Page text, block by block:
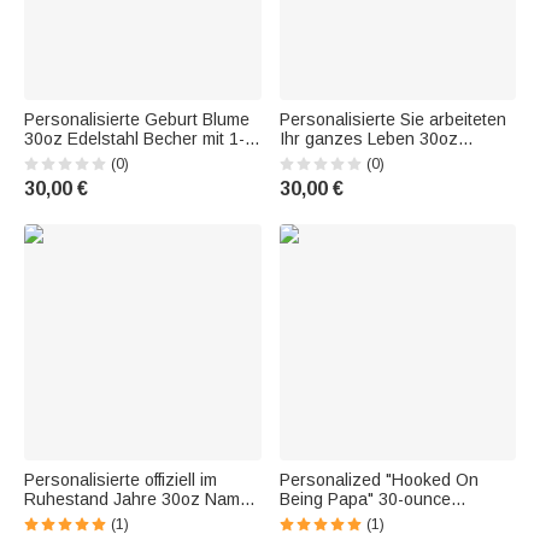
Personalisierte Geburt Blume
30oz Edelstahl Becher mit 1-
14 Namen und Strohhalm
Geburtstag Muttertag
Geschenk für Mama Oma
(0)
30,00 €
Personalisierte Sie arbeiteten
Ihr ganzes Leben 30oz
Becher mit Namen Arbeit
Ruhestand Geschenk für
Kollegen Rentner
(0)
30,00 €
Personalisierte offiziell im
Ruhestand Jahre 30oz Name
Becher mit Deckel und
(1)
Personalized "Hooked On
Being Papa" 30-ounce
Tumbler with 1–16 Names—
(1)